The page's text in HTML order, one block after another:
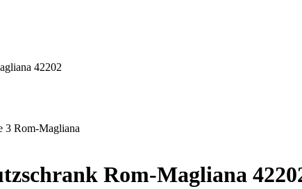
42202
Rom-Magliana